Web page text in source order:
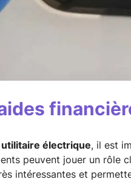
électrique, il est
peuvent jouer un rôle
intéressantes et